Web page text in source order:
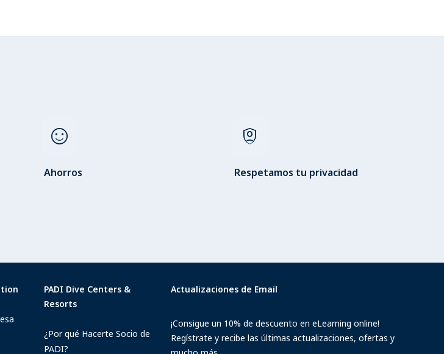
sentiment_satisfied
Ahorros
shield_person
Respetamos tu privacidad
PADI Dive Centers &
Resorts
¿Por qué Hacerte Socio de
PADI?
Actualizaciones de Email
¡Consigue un 10% de descuento en eLearning online!
Regístrate y recibe las últimas actualizaciones, ofertas y